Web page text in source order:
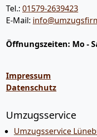
Tel.: 01579-2639423
E-Mail:
Öffnungszeiten: Mo -
Impressum
Datenschutz
Umzugsservice
Umzugsservice